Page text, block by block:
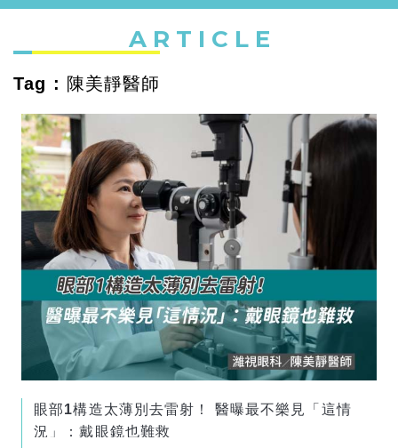
ARTICLE
Tag : 陳美靜醫師
眼部1構造太薄別去雷射！ 醫曝最不樂見「這情
況」：戴眼鏡也難救